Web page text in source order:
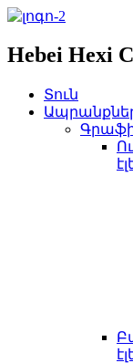
Hebei Hexi
Տուն